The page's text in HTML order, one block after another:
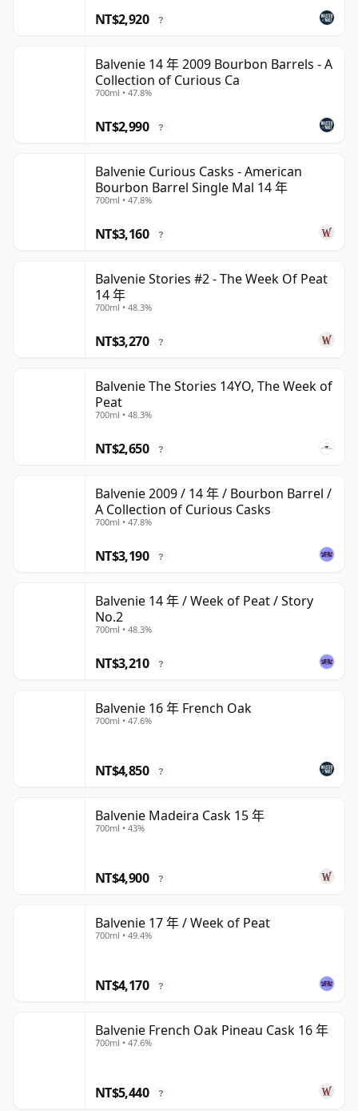
NT$2,920 ?
Balvenie 14 年 2009 Bourbon Barrels - A
Collection of Curious Ca
700ml • 47.8%
NT$2,990 ?
Balvenie Curious Casks - American
Bourbon Barrel Single Mal 14 年
700ml • 47.8%
NT$3,160 ?
Balvenie Stories #2 - The Week Of Peat
14 年
700ml • 48.3%
NT$3,270 ?
Balvenie The Stories 14YO, The Week of
Peat
700ml • 48.3%
NT$2,650 ?
Balvenie 2009 / 14 年 / Bourbon Barrel /
A Collection of Curious Casks
700ml • 47.8%
NT$3,190 ?
Balvenie 14 年 / Week of Peat / Story
No.2
700ml • 48.3%
NT$3,210 ?
Balvenie 16 年 French Oak
700ml • 47.6%
NT$4,850 ?
Balvenie Madeira Cask 15 年
700ml • 43%
NT$4,900 ?
Balvenie 17 年 / Week of Peat
700ml • 49.4%
NT$4,170 ?
Balvenie French Oak Pineau Cask 16 年
700ml • 47.6%
NT$5,440 ?